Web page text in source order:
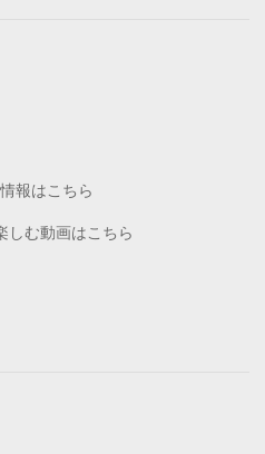
報はこちら
しむ動画はこちら